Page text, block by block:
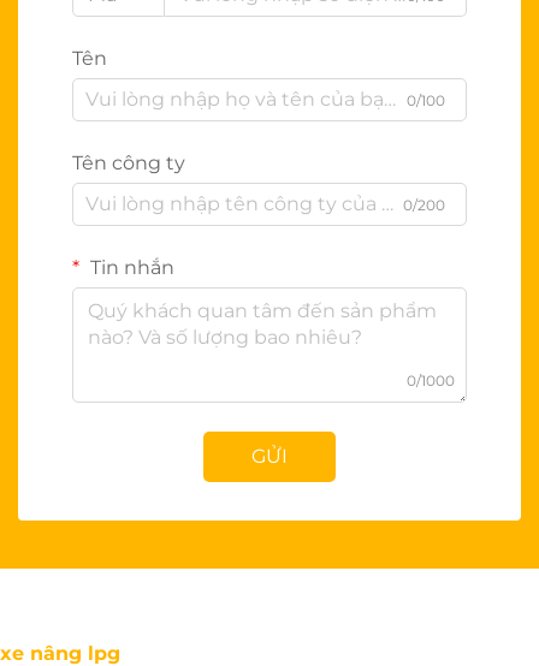
Tên
0/100
Tên công ty
0/200
Tin nhắn
0/1000
GỬI
xe nâng lpg